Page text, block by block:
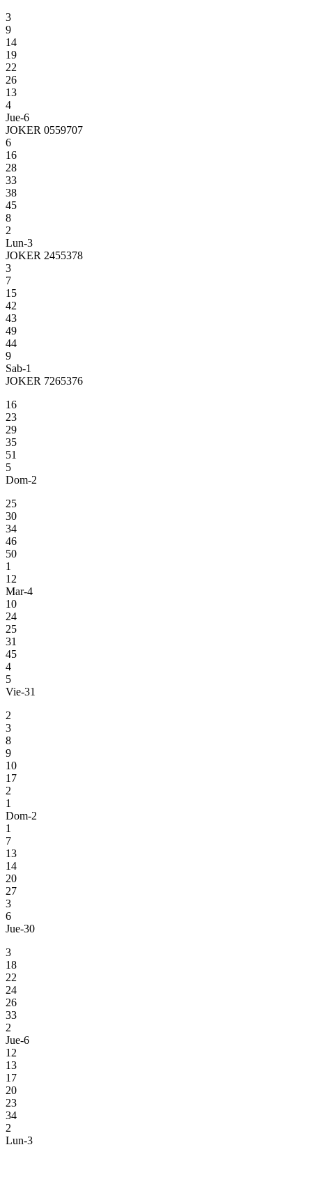
3
9
14
19
22
26
13
4
Jue-6
JOKER 0559707
6
16
28
33
38
45
8
2
Lun-3
JOKER 2455378
3
7
15
42
43
49
44
9
Sab-1
JOKER 7265376
16
23
29
35
51
5
Dom-2
25
30
34
46
50
1
12
Mar-4
10
24
25
31
45
4
5
Vie-31
2
3
8
9
10
17
2
1
Dom-2
1
7
13
14
20
27
3
6
Jue-30
3
18
22
24
26
33
2
Jue-6
12
13
17
20
23
34
2
Lun-3